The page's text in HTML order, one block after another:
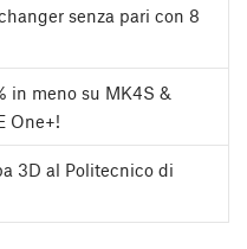
senza pari con 8
in meno su MK4S &
One+!
3D al Politecnico di